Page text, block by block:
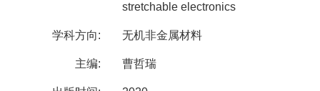
stretchable electronics
学科方向: 无机非金属材料
主编: 曹哲瑞